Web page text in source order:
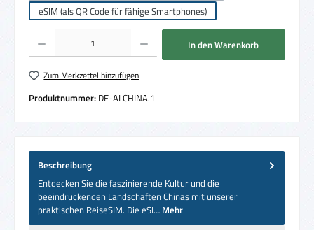
eSIM (als QR Code für fähige Smartphones)
Produkt Anzahl: Gib den gewünschten Wert ein oder benutze die Schaltflächen um
In den Warenkorb
Zum Merkzettel hinzufügen
Produktnummer: DE-ALCHINA.1
Beschreibung
Entdecken Sie die faszinierende Kultur und die
beeindruckenden Landschaften Chinas mit unserer
praktischen ReiseSIM. Die eSI… Mehr